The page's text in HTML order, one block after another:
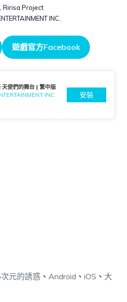
Ririsa Project
INC.
遊戲官方Facebook
天使們的舞台 | 繁中版
INC.
安裝
元的誘惑、 Android 、 iOS 、 大